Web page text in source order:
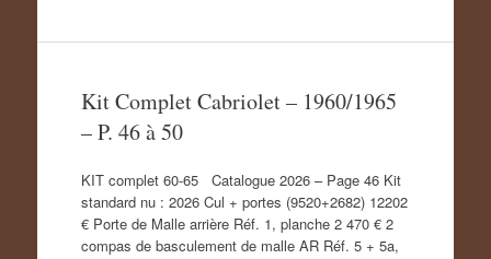
Kit Complet Cabriolet – 1960/1965
– P. 46 à 50
KIT complet 60-65 Catalogue 2026 – Page 46 Kit
standard nu : 2026 Cul + portes (9520+2682) 12202
€ Porte de Malle arrière Réf. 1, planche 2 470 € 2
compas de basculement de malle AR Réf. 5 + 5a,